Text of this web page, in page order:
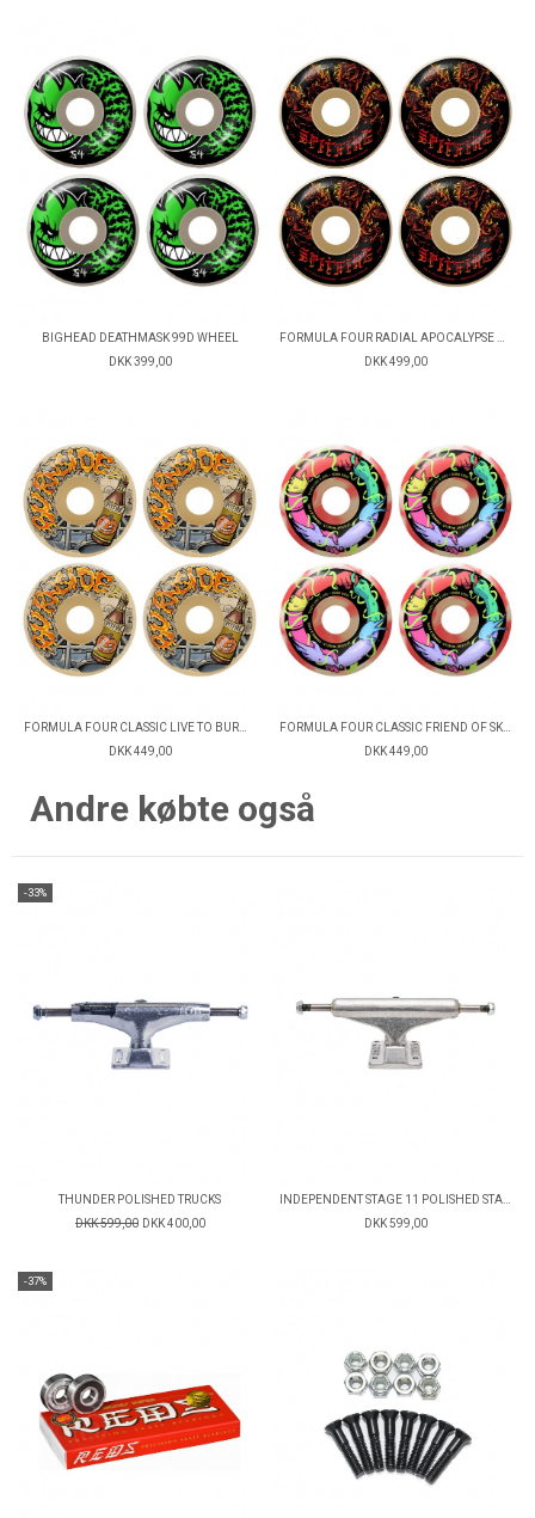
BIGHEAD DEATHMASK 99D WHEEL
DKK 399,00
FORMULA FOUR RADIAL APOCALYPSE 99D
DKK 499,00
DKK 449,00
DKK 449,00
Andre købte også
-33%
THUNDER POLISHED TRUCKS
DKK 599,00 DKK 400,00
INDEPENDENT STAGE 11 POLISHED STANDARD TRUCKS
DKK 599,00
-37%